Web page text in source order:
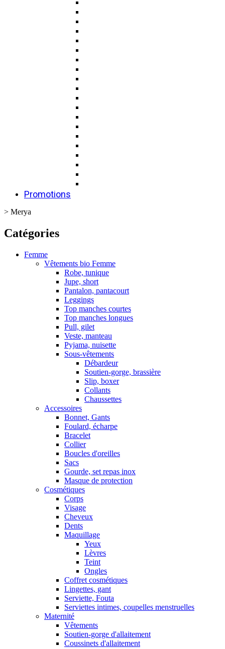
Promotions
> Merya
Catégories
Femme
Vêtements bio Femme
Robe, tunique
Jupe, short
Pantalon, pantacourt
Leggings
Top manches courtes
Top manches longues
Pull, gilet
Veste, manteau
Pyjama, nuisette
Sous-vêtements
Débardeur
Soutien-gorge, brassière
Slip, boxer
Collants
Chaussettes
Accessoires
Bonnet, Gants
Foulard, écharpe
Bracelet
Collier
Boucles d'oreilles
Sacs
Gourde, set repas inox
Masque de protection
Cosmétiques
Corps
Visage
Cheveux
Dents
Maquillage
Yeux
Lèvres
Teint
Ongles
Coffret cosmétiques
Lingettes, gant
Serviette, Fouta
Serviettes intimes, coupelles menstruelles
Maternité
Vêtements
Soutien-gorge d'allaitement
Coussinets d'allaitement